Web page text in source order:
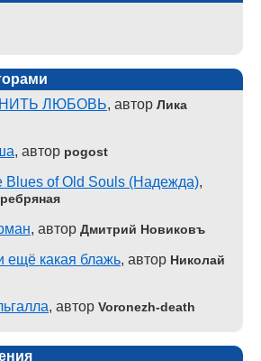
ЛЮБОВЬ, автор Лика
, автор pogost
Blues of Old Souls (Надежда),
, автор Дмитрий Новиковъ
ещё какая блажь, автор Николай
, автор Voronezh-death